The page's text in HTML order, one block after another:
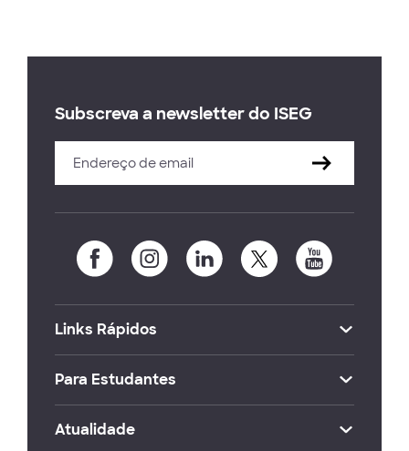
Subscreva a newsletter do ISEG
Links Rápidos
Para Estudantes
Atualidade